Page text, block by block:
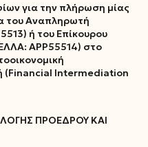
για την πλήρωση μίας
του Αναπληρωτή
ή του Επίκουρου
ΑΡΡ55514) στο
(Financial Intermediation
ΠΡΟΕΔΡΟΥ ΚΑΙ